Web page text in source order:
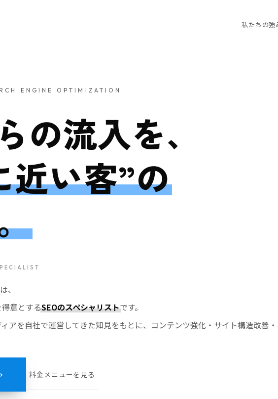
私たちの強
ENGINE OPTIMIZATION
の流入を、
近い客”の
、
意とするSEOのスペシャリストです。
アを自社で運営してきた知見をもとに、コンテンツ強化・サイト構造改善
料金メニューを見る